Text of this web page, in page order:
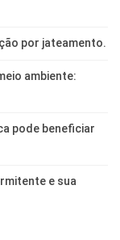
por jateamento.
ambiente:
pode beneficiar
e sua